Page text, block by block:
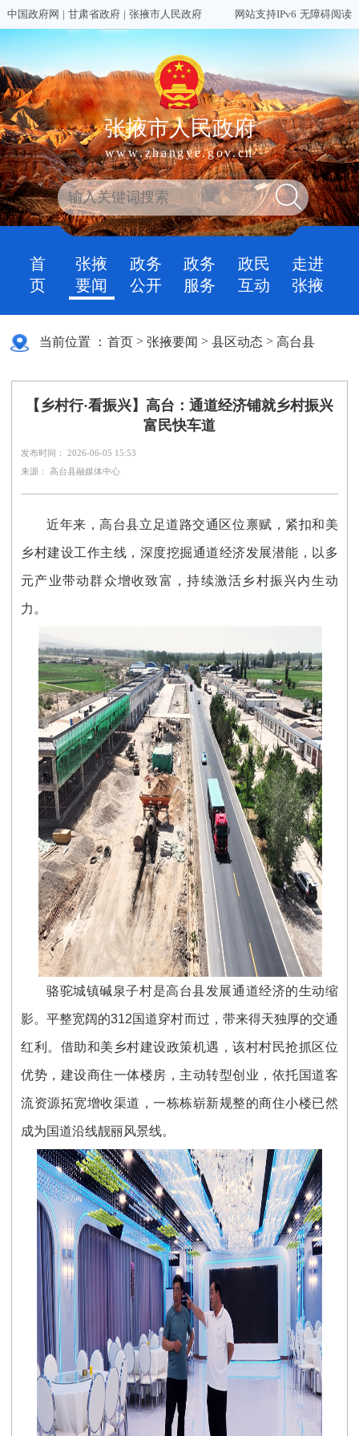
中国政府网 | 甘肃省政府 | 张掖市人民政府 网站支持IPv6 无障碍阅读
张掖市人民政府
www.zhangye.gov.cn
首
页
张掖
要闻
政务
公开
政务
服务
政民
互动
走进
张掖
当前位置 ： 首页 >张掖要闻 >县区动态 >高台县
【乡村行·看振兴】高台：通道经济铺就乡村振兴
富民快车道
发布时间： 2026-06-05 15:53
来源： 高台县融媒体中心
近年来，高台县立足道路交通区位禀赋，紧扣和美
乡村建设工作主线，深度挖掘通道经济发展潜能，以多
元产业带动群众增收致富，持续激活乡村振兴内生动
力。
骆驼城镇碱泉子村是高台县发展通道经济的生动缩
影。平整宽阔的312国道穿村而过，带来得天独厚的交通
红利。借助和美乡村建设政策机遇，该村村民抢抓区位
优势，建设商住一体楼房，主动转型创业，依托国道客
流资源拓宽增收渠道，一栋栋崭新规整的商住小楼已然
成为国道沿线靓丽风景线。